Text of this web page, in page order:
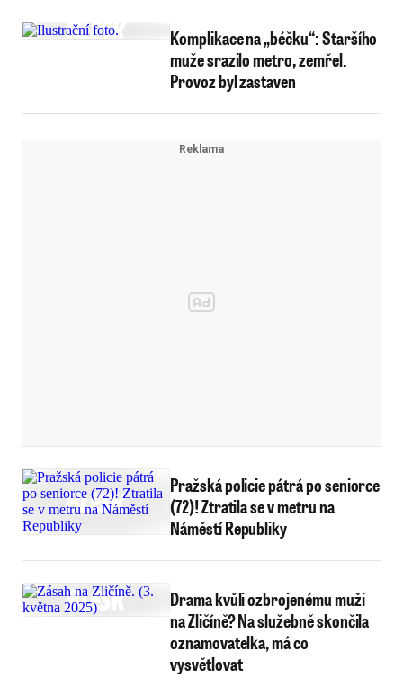
Komplikace na „béčku“: Staršího
muže srazilo metro, zemřel.
Provoz byl zastaven
Pražská policie pátrá po seniorce
(72)! Ztratila se v metru na
Náměstí Republiky
Drama kvůli ozbrojenému muži
na Zličíně? Na služebně skončila
oznamovatelka, má co
vysvětlovat